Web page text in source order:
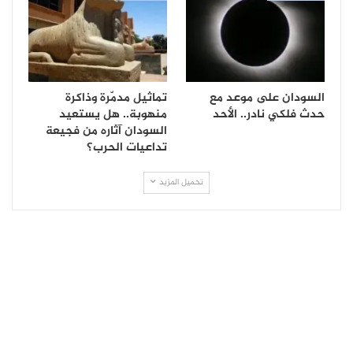
السودان على موعد مع
حدث فلكي نادر.. الأحد
تماثيل مدمّرة وذاكرة
منهوبة.. هل يستعيد
السودان آثاره من فجيعة
تداعيات الحرب؟
تحميل المزيد